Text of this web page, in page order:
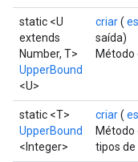
static <U
extends
Number, T>
UpperBound
<U>
criar(
saída)
Método
static <T>
UpperBound
<Integer>
criar(
Método
tipos de